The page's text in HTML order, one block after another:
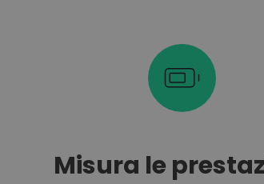
Misura le